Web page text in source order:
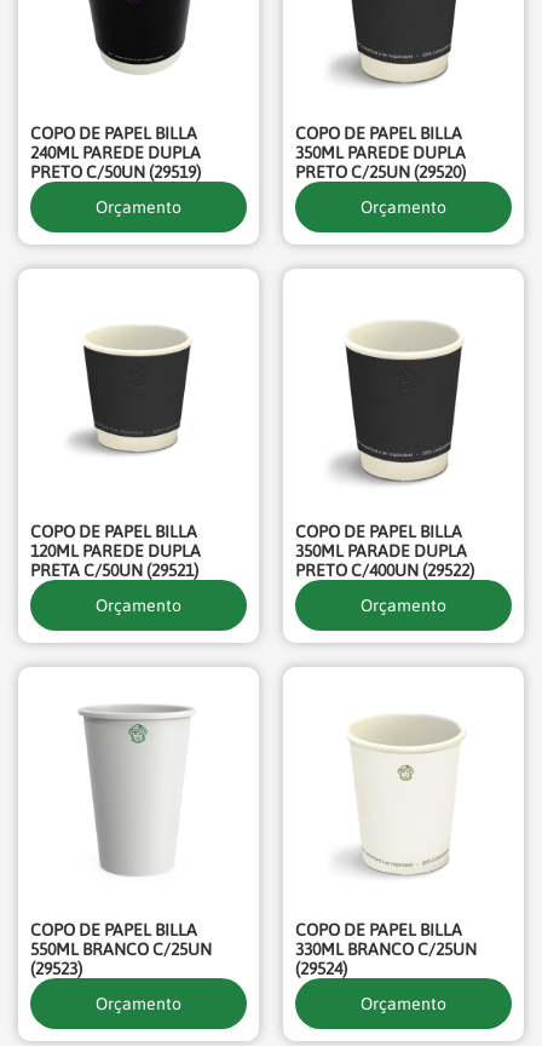
COPO DE PAPEL BILLA
240ML PAREDE DUPLA
PRETO C/50UN (29519)
Orçamento
COPO DE PAPEL BILLA
350ML PAREDE DUPLA
PRETO C/25UN (29520)
Orçamento
COPO DE PAPEL BILLA
120ML PAREDE DUPLA
PRETA C/50UN (29521)
Orçamento
COPO DE PAPEL BILLA
350ML PARADE DUPLA
PRETO C/400UN (29522)
Orçamento
COPO DE PAPEL BILLA
550ML BRANCO C/25UN
(29523)
Orçamento
COPO DE PAPEL BILLA
330ML BRANCO C/25UN
(29524)
Orçamento